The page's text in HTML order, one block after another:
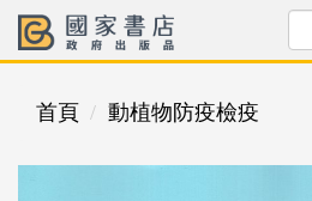
首頁 動植物防疫檢疫